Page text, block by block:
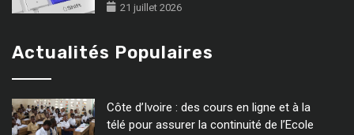
21 juillet 2026
Actualités Populaires
Côte d’Ivoire : des cours en ligne et à la
télé pour assurer la continuité de l’Ecole